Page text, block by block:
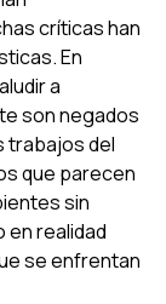
críticas han
En
a
son negados
trabajos del
que parecen
sin
realidad
se enfrentan